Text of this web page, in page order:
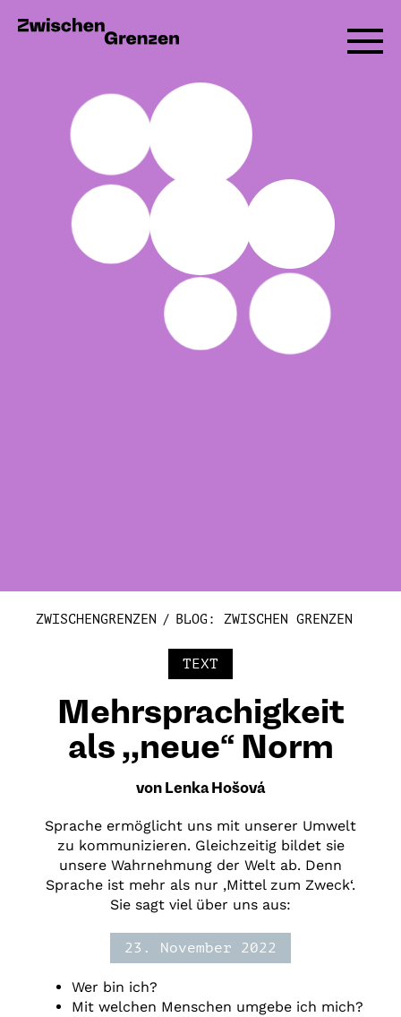
ZWISCHENGRENZEN BLOG: ZWISCHEN GRENZEN
TEXT
Mehrsprachigkeit
als ,,neue“ Norm
von Lenka Hošová
Sprache ermöglicht uns mit unserer Umwelt
zu kommunizieren. Gleichzeitig bildet sie
unsere Wahrnehmung der Welt ab. Denn
Sprache ist mehr als nur ‚Mittel zum Zweck‘.
Sie sagt viel über uns aus:
23. November 2022
Wer bin ich?
Mit welchen Menschen umgebe ich mich?